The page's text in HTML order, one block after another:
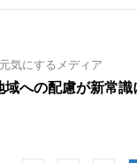
気にするメディア
への配慮が新常